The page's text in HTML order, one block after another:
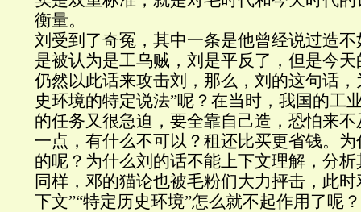
衡量。
刘受到了奇冤，其中一条是他曾经说过造
是被认为是工乌贼，刘是平反了，但是今
仍然以此话来攻击刘，那么，刘的这句话
史环境的特定说法”呢？在当时，我国的工
的任务又很急迫，要全靠自己造，恐怕来
一点，有什么不可以？租还比买更省钱。
的呢？为什么刘的话不能上下文理解，分
同样，邓的猫论也被毛粉们大力抨击，此时
下文”“特定历史环境”怎么就不起作用了呢